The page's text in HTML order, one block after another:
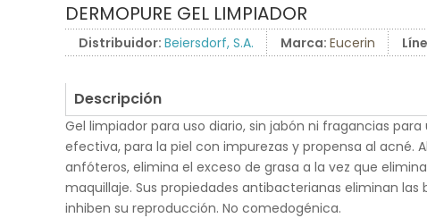
DERMOPURE GEL LIMPIADOR
Distribuidor: Beiersdorf, S.A. Marca: Eucerin
Descripción
Gel limpiador para uso diario, sin jabón ni fragancias
efectiva, para la piel con impurezas y propensa al acné.
anfóteros, elimina el exceso de grasa a la vez que
maquillaje. Sus propiedades antibacterianas eliminan las
inhiben su reproducción. No comedogénica.